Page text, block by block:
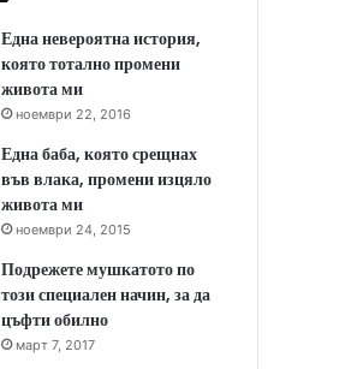
Една невероятна история,
която тотално промени
живота ми
ноември 22, 2016
Една баба, която срещнах
във влака, промени изцяло
живота ми
ноември 24, 2015
Подрежете мушкатото по
този специален начин, за да
цъфти обилно
март 7, 2017